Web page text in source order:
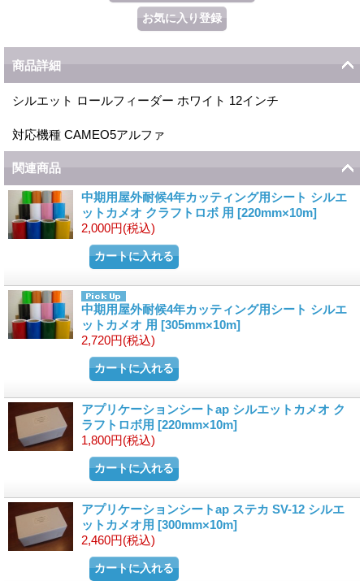
商品詳細
シルエット ロールフィーダー ホワイト 12インチ
対応機種 CAMEO5アルファ
関連商品
中期用屋外耐候4年カッティング用シート シルエ
ットカメオ クラフトロボ 用 [220mm×10m]
2,000円(税込)
中期用屋外耐候4年カッティング用シート シルエ
ットカメオ 用 [305mm×10m]
2,720円(税込)
アプリケーションシートap シルエットカメオ ク
ラフトロボ用 [220mm×10m]
1,800円(税込)
アプリケーションシートap ステカ SV-12 シルエ
ットカメオ用 [300mm×10m]
2,460円(税込)